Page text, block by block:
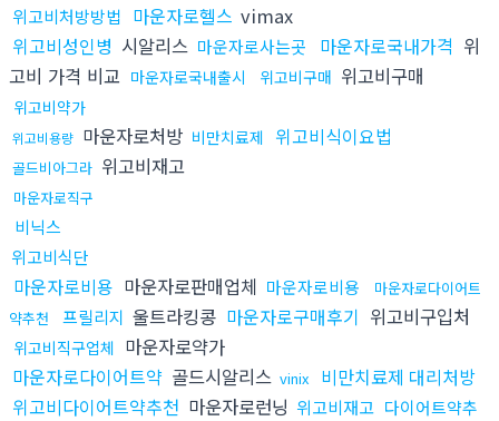
위고비처방방법 마운자로헬스 vimax
위고비성인병 시알리스 마운자로사는곳 마운자로국내가격 위
고비 가격 비교 마운자로국내출시 위고비구매 위고비구매
위고비약가
위고비용량 마운자로처방 비만치료제 위고비식이요법
골드비아그라 위고비재고
마운자로직구
비닉스
위고비식단
마운자로비용 마운자로판매업체 마운자로비용
마운자로다이어트
약추천
프릴리지 울트라킹콩 마운자로구매후기 위고비구입처
위고비직구업체 마운자로약가
마운자로다이어트약 골드시알리스 vinix
비만치료제 대리처방
위고비다이어트약추천 마운자로런닝 위고비재고 다이어트약추